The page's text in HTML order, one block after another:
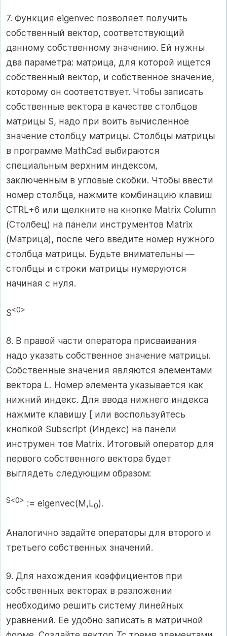
7. Функция eigenvec позволяет получить
собственный вектор, соответствующий
данному собственному значению. Ей нужны
два параметра: матрица, для которой ищется
собственный вектор, и собственное значение,
которому он соответствует. Чтобы записать
собственные вектора в качестве столбцов
матрицы S, надо при воить вычисленное
значение столбцу матрицы. Столбцы матрицы
в программе MathCad выбираются
специальным верхним индексом,
заключенным в угловые скобки. Чтобы ввести
номер столбца, нажмите комбинацию клавиш
CTRL+6 или щелкните на кнопке Matrix Column
(Столбец) на панели инструментов Matrix
(Матрица), после чего введите номер нужного
столбца матрицы. Будьте внимательны —
столбцы и строки матрицы нумеруются
начиная с нуля.
S<0>
8. В правой части оператора присваивания
надо указать собственное значение матрицы.
Собственные значения являются элементами
вектора L. Номер элемента указывается как
нижний индекс. Для ввода нижнего индекса
нажмите клавишу [ или воспользуйтесь
кнопкой Subscript (Индекс) на панели
инструмен тов Matrix. Итоговый оператор для
первого собственного вектора будет
выглядеть следующим образом:
S<0> := eigenvec(M,L0).
Аналогично задайте операторы для второго и
третьего собственных значений.
9. Для нахождения коэффициентов при
собственных векторах в разложении
необходимо решить систему линейных
уравнений. Ее удобно записать в матричной